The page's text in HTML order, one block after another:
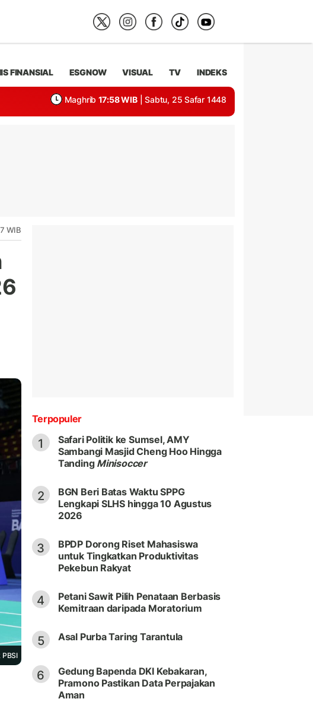
FINANSIAL ESGNOW VISUAL TV INDEKS
Maghrib 17:58 WIB | Sabtu, 25 Safar 1448
WIB
PBSI
Terpopuler
1
Safari Politik ke Sumsel, AMY
Sambangi Masjid Cheng Hoo Hingga
Tanding Minisoccer
2
BGN Beri Batas Waktu SPPG
Lengkapi SLHS hingga 10 Agustus
2026
3
BPDP Dorong Riset Mahasiswa
untuk Tingkatkan Produktivitas
Pekebun Rakyat
4
Petani Sawit Pilih Penataan Berbasis
Kemitraan daripada Moratorium
5 Asal Purba Taring Tarantula
6
Gedung Bapenda DKI Kebakaran,
Pramono Pastikan Data Perpajakan
Aman